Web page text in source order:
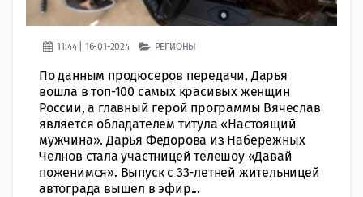
11:44 | 16-01-2024 РЕГИОНЫ
По данным продюсеров передачи, Дарья
вошла в топ-100 самых красивых женщин
России, а главный герой программы Вячеслав
является обладателем титула «Настоящий
мужчина». Дарья Федорова из Набережных
Челнов стала участницей телешоу «Давай
поженимся». Выпуск с 33-летней жительницей
автограда вышел в эфир...